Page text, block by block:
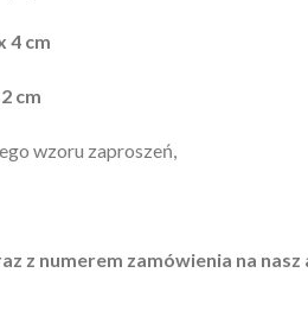
4 cm
cm
wzoru zaproszeń,
z numerem zamówienia na